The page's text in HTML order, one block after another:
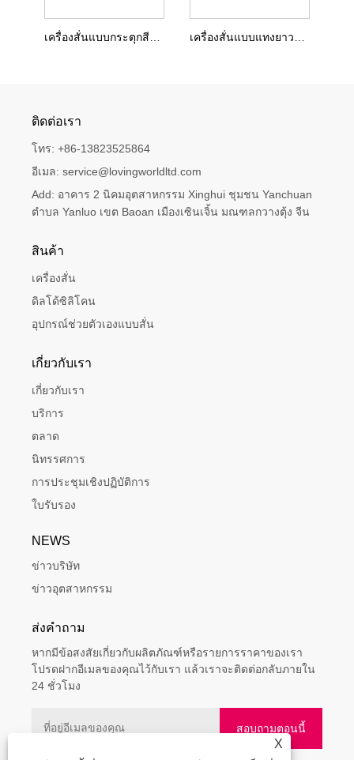
ติดต่อเรา
โทร: +86-13823525864
อีเมล: service@lovingworldltd.com
Add: อาคาร 2 นิคมอุตสาหกรรม Xinghui ชุมชน Yanchuan
ตำบล Yanluo เขต Baoan เมืองเซินเจิ้น มณฑลกวางตุ้ง จีน
สินค้า
เครื่องสั่น
ดิลโด้ซิลิโคน
อุปกรณ์ช่วยตัวเองแบบสั่น
เกี่ยวกับเรา
เกี่ยวกับเรา
บริการ
ตลาด
นิทรรศการ
การประชุมเชิงปฏิบัติการ
ใบรับรอง
NEWS
ข่าวบริษัท
ข่าวอุตสาหกรรม
ส่งคำถาม
หากมีข้อสงสัยเกี่ยวกับผลิตภัณฑ์หรือรายการราคาของเรา
โปรดฝากอีเมลของคุณไว้กับเรา แล้วเราจะติดต่อกลับภายใน
24 ชั่วโมง
X